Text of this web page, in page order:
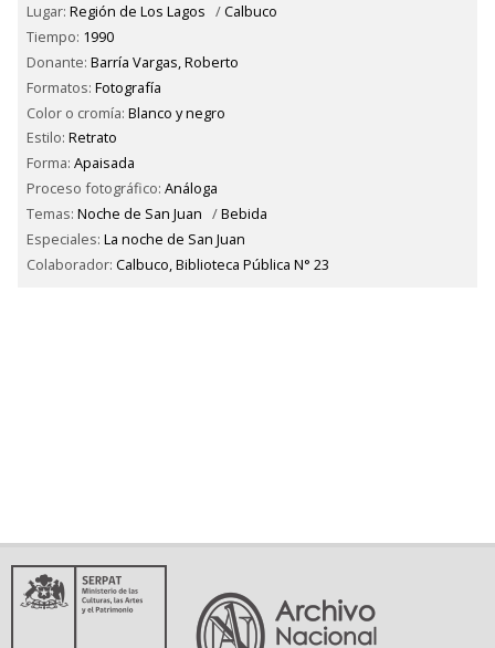
Lugar: Región de Los Lagos /Calbuco
Tiempo: 1990
Donante: Barría Vargas, Roberto
Formatos: Fotografía
Color o cromía: Blanco y negro
Estilo: Retrato
Forma: Apaisada
Proceso fotográfico: Análoga
Temas: Noche de San Juan /Bebida
Especiales: La noche de San Juan
Colaborador: Calbuco, Biblioteca Pública N° 23